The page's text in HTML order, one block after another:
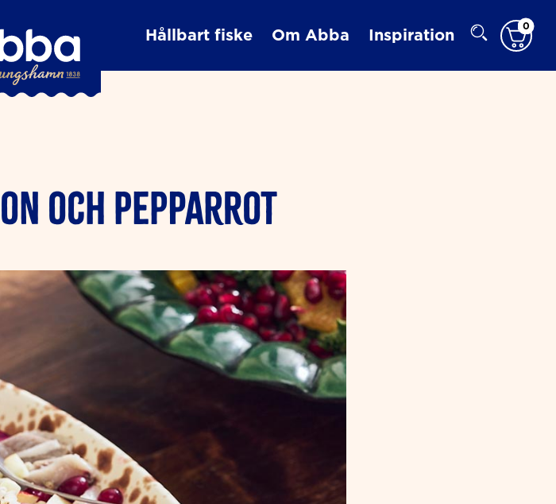
Hållbart fiske Om Abba Inspiration 0
OCH PEPPARROT